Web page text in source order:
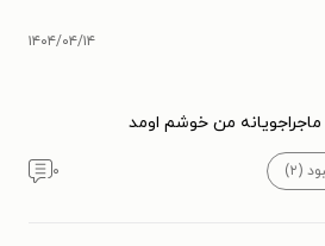
۱۴۰۴/۰۴/۱۴
من خوشم اومد
(۲) ۰